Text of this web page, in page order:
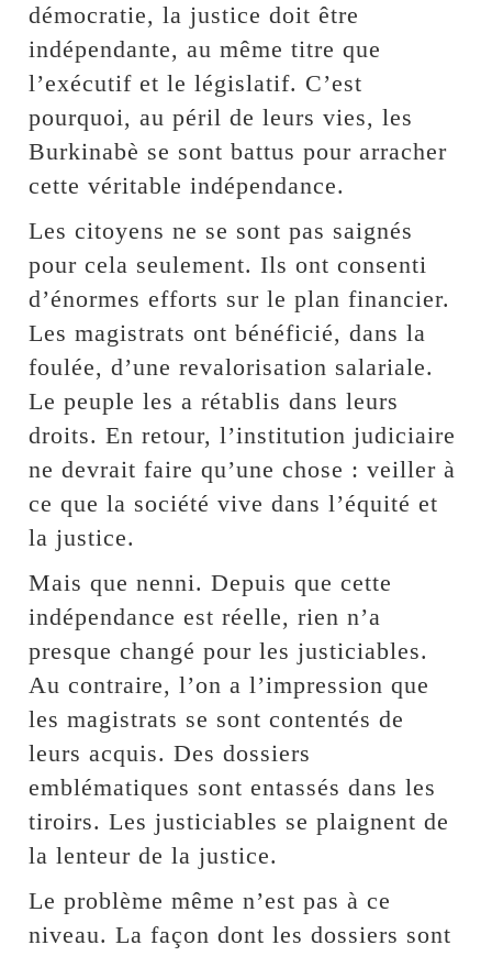
démocratie, la justice doit être
indépendante, au même titre que
l’exécutif et le législatif. C’est
pourquoi, au péril de leurs vies, les
Burkinabè se sont battus pour arracher
cette véritable indépendance.
Les citoyens ne se sont pas saignés
pour cela seulement. Ils ont consenti
d’énormes efforts sur le plan financier.
Les magistrats ont bénéficié, dans la
foulée, d’une revalorisation salariale.
Le peuple les a rétablis dans leurs
droits. En retour, l’institution judiciaire
ne devrait faire qu’une chose : veiller à
ce que la société vive dans l’équité et
la justice.
Mais que nenni. Depuis que cette
indépendance est réelle, rien n’a
presque changé pour les justiciables.
Au contraire, l’on a l’impression que
les magistrats se sont contentés de
leurs acquis. Des dossiers
emblématiques sont entassés dans les
tiroirs. Les justiciables se plaignent de
la lenteur de la justice.
Le problème même n’est pas à ce
niveau. La façon dont les dossiers sont